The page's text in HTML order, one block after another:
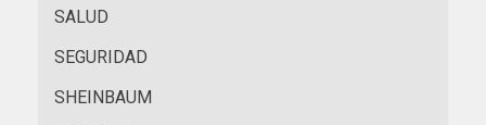
SALUD
SEGURIDAD
SHEINBAUM